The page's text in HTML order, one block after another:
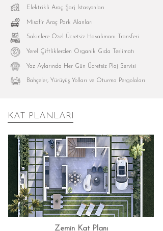
Elektrikli Araç Şarj İstasyonları
Misafir Araç Park Alanları
Sakinlere Özel Ücretsiz Havalimanı Transferi
Yerel Çiftliklerden Organik Gıda Teslimatı
Yaz Aylarında Her Gün Ücretsiz Plaj Servisi
Bahçeler, Yürüyüş Yolları ve Oturma Pergolaları
KAT PLANLARI
Zemin Kat Planı